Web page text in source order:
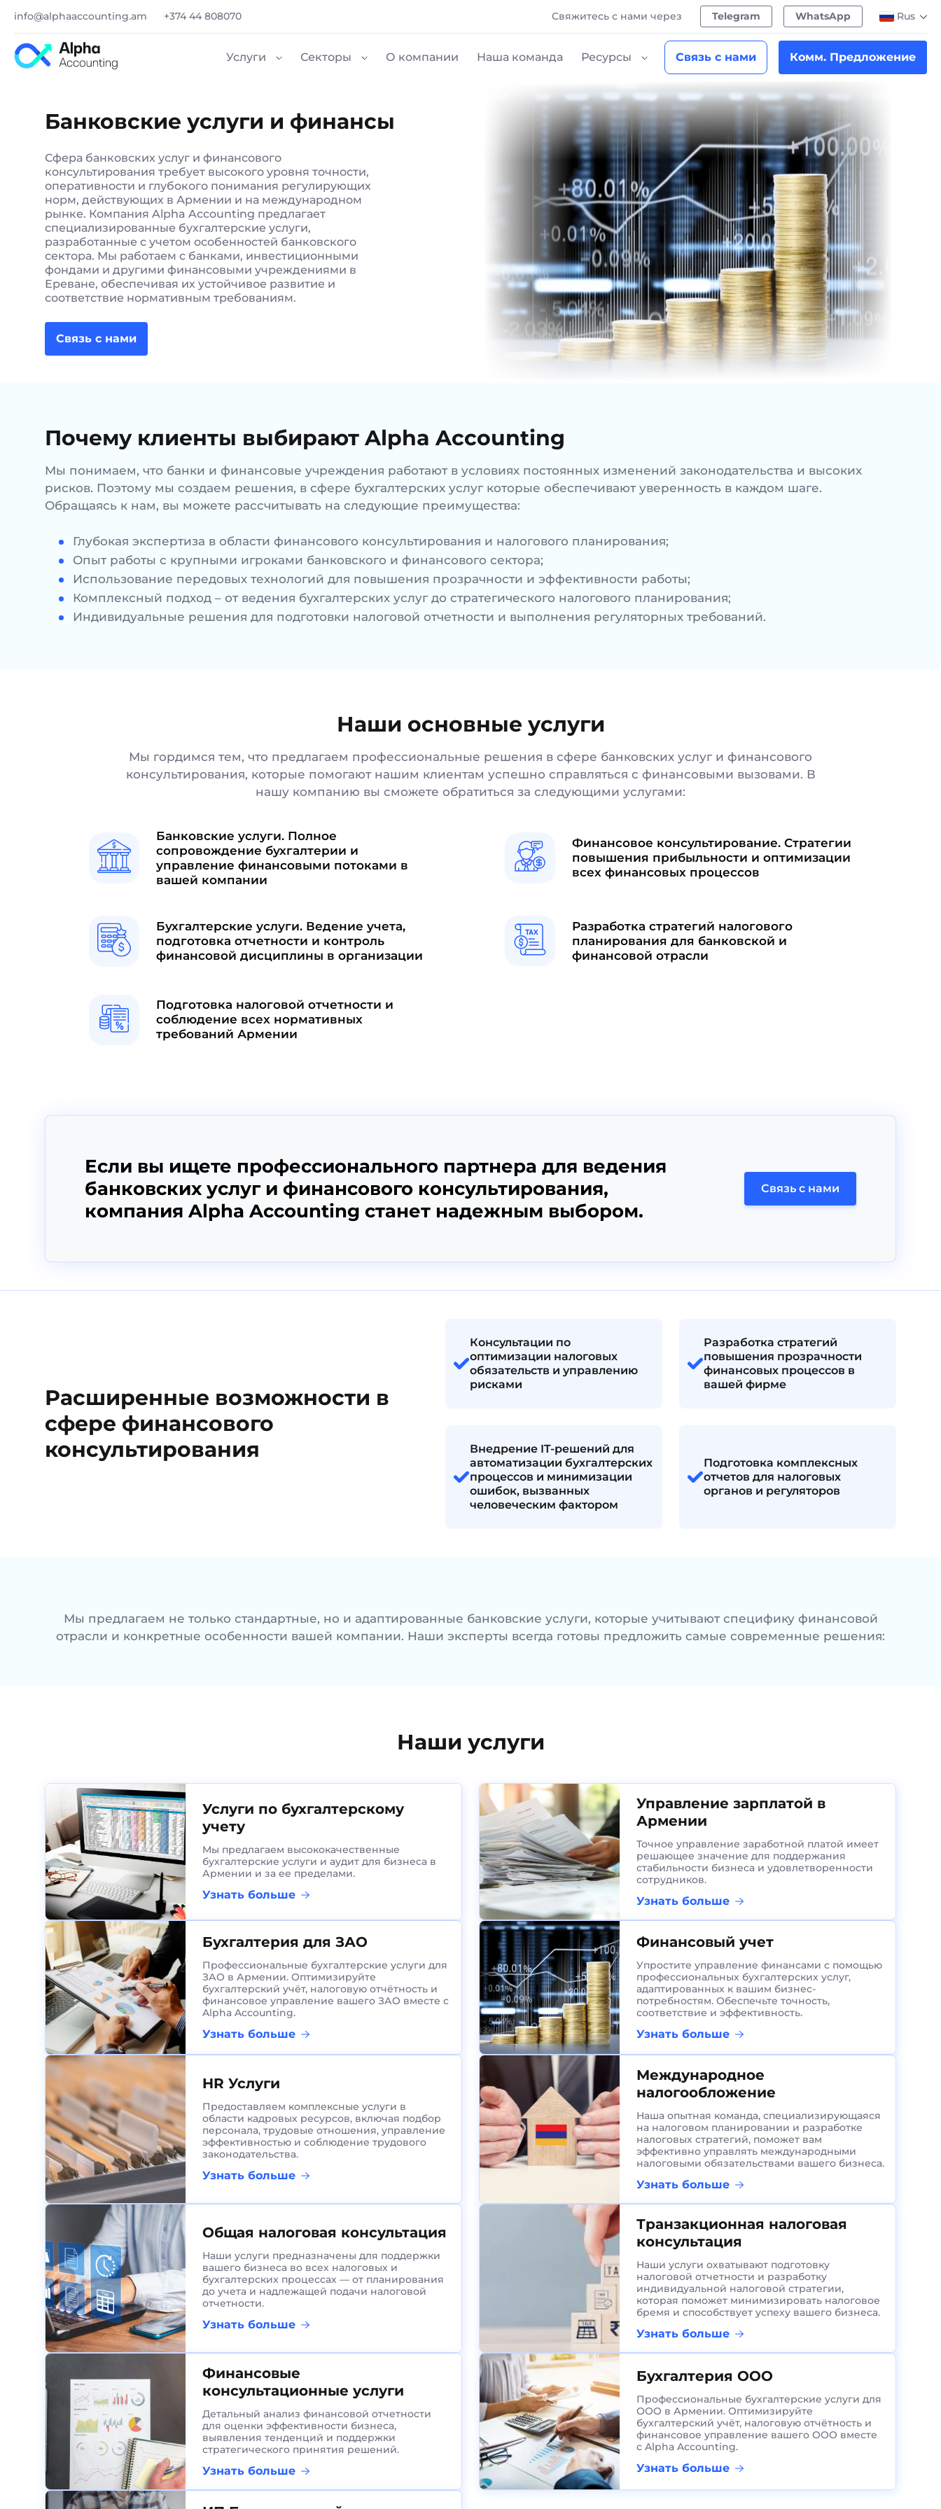
info@alphaaccounting.am +374 44 808070 Cвяжитесь с нами через Telegram WhatsApp Rus
Услуги Секторы О компании Наша команда Ресурсы Связь с нами Комм. Предложение
Банковские услуги и финансы
Сфера банковских услуг и финансового
консультирования требует высокого уровня точности,
оперативности и глубокого понимания регулирующих
норм, действующих в Армении и на международном
рынке. Компания Alpha Accounting предлагает
специализированные бухгалтерские услуги,
разработанные с учетом особенностей банковского
сектора. Мы работаем с банками, инвестиционными
фондами и другими финансовыми учреждениями в
Ереване, обеспечивая их устойчивое развитие и
соответствие нормативным требованиям.
Связь с нами
Почему клиенты выбирают Alpha Accounting
Мы понимаем, что банки и финансовые учреждения работают в условиях постоянных изменений законодательства и высоких
рисков. Поэтому мы создаем решения, в сфере бухгалтерских услуг которые обеспечивают уверенность в каждом шаге.
Обращаясь к нам, вы можете рассчитывать на следующие преимущества:
Глубокая экспертиза в области финансового консультирования и налогового планирования;
Опыт работы с крупными игроками банковского и финансового сектора;
Использование передовых технологий для повышения прозрачности и эффективности работы;
Комплексный подход – от ведения бухгалтерских услуг до стратегического налогового планирования;
Индивидуальные решения для подготовки налоговой отчетности и выполнения регуляторных требований.
Наши основные услуги
Мы гордимся тем, что предлагаем профессиональные решения в сфере банковских услуг и финансового
консультирования, которые помогают нашим клиентам успешно справляться с финансовыми вызовами. В
нашу компанию вы сможете обратиться за следующими услугами:
Банковские услуги. Полное
сопровождение бухгалтерии и
управление финансовыми потоками в
вашей компании
Финансовое консультирование. Стратегии
повышения прибыльности и оптимизации
всех финансовых процессов
Бухгалтерские услуги. Ведение учета,
подготовка отчетности и контроль
финансовой дисциплины в организации
Разработка стратегий налогового
планирования для банковской и
финансовой отрасли
Подготовка налоговой отчетности и
соблюдение всех нормативных
требований Армении
Если вы ищете профессионального партнера для ведения
банковских услуг и финансового консультирования,
компания Alpha Accounting станет надежным выбором.
Связь с нами
Расширенные возможности в
сфере финансового
консультирования
Консультации по
оптимизации налоговых
обязательств и управлению
рисками
Разработка стратегий
повышения прозрачности
финансовых процессов в
вашей фирме
Внедрение IT-решений для
автоматизации бухгалтерских
процессов и минимизации
ошибок, вызванных
человеческим фактором
Подготовка комплексных
отчетов для налоговых
органов и регуляторов
Мы предлагаем не только стандартные, но и адаптированные банковские услуги, которые учитывают специфику финансовой
отрасли и конкретные особенности вашей компании. Наши эксперты всегда готовы предложить самые современные решения:
Наши услуги
Услуги по бухгалтерскому
учету
Мы предлагаем высококачественные
бухгалтерские услуги и аудит для бизнеса в
Армении и за ее пределами.
Узнать больше
Управление зарплатой в
Армении
Точное управление заработной платой имеет
решающее значение для поддержания
стабильности бизнеса и удовлетворенности
сотрудников.
Узнать больше
Бухгалтерия для ЗАО
Профессиональные бухгалтерские услуги для
ЗАО в Армении. Оптимизируйте
бухгалтерский учёт, налоговую отчётность и
финансовое управление вашего ЗАО вместе с
Alpha Accounting.
Узнать больше
Финансовый учет
Упростите управление финансами с помощью
профессиональных бухгалтерских услуг,
адаптированных к вашим бизнес-
потребностям. Обеспечьте точность,
соответствие и эффективность.
Узнать больше
HR Услуги
Предоставляем комплексные услуги в
области кадровых ресурсов, включая подбор
персонала, трудовые отношения, управление
эффективностью и соблюдение трудового
законодательства.
Узнать больше
Международное
налогообложение
Наша опытная команда, специализирующаяся
на налоговом планировании и разработке
налоговых стратегий, поможет вам
эффективно управлять международными
налоговыми обязательствами вашего бизнеса.
Узнать больше
Общая налоговая консультация
Наши услуги предназначены для поддержки
вашего бизнеса во всех налоговых и
бухгалтерских процессах — от планирования
до учета и надлежащей подачи налоговой
отчетности.
Узнать больше
Транзакционная налоговая
консультация
Наши услуги охватывают подготовку
налоговой отчетности и разработку
индивидуальной налоговой стратегии,
которая поможет минимизировать налоговое
бремя и способствует успеху вашего бизнеса.
Узнать больше
Финансовые
консультационные услуги
Детальный анализ финансовой отчетности
для оценки эффективности бизнеса,
выявления тенденций и поддержки
стратегического принятия решений.
Узнать больше
Бухгалтерия ООО
Профессиональные бухгалтерские услуги для
ООО в Армении. Оптимизируйте
бухгалтерский учёт, налоговую отчётность и
финансовое управление вашего ООО вместе
с Alpha Accounting.
Узнать больше